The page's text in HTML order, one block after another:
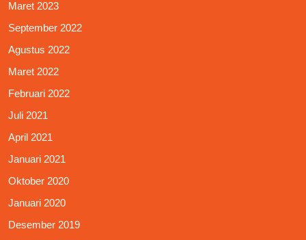
Maret 2023
September 2022
Agustus 2022
Maret 2022
Februari 2022
Juli 2021
April 2021
Januari 2021
Oktober 2020
Januari 2020
Desember 2019